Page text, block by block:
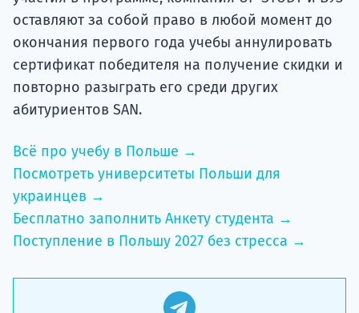
оставляют за собой право в любой момент до
окончания первого года учебы аннулировать
сертификат победителя на получение скидки и
повторно разыграть его среди других
абитуриентов SAN.
Всё про учебу в Польше →
Посмотреть университеты Польши для
украинцев →
Бесплатно заполнить Анкету студента →
Поступление в Польшу 2027 без стресса →